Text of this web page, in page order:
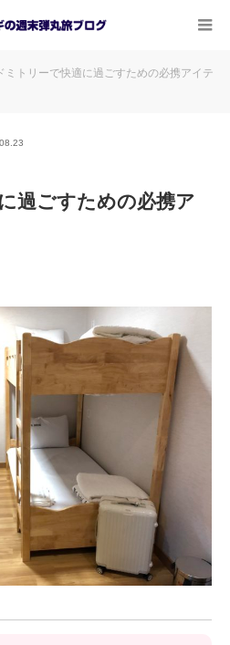
ミトリーで快適に過ごすための必携アイテ
過ごすための必携ア